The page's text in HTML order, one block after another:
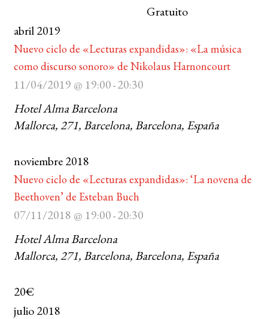
Gratuito
abril 2019
Nuevo ciclo de «Lecturas expandidas»: «La música
como discurso sonoro» de Nikolaus Harnoncourt
11/04/2019 @ 19:00-20:30
Hotel Alma Barcelona
Mallorca, 271, Barcelona, Barcelona, España
noviembre 2018
Nuevo ciclo de «Lecturas expandidas»: ‘La novena de
Beethoven’ de Esteban Buch
07/11/2018 @ 19:00-20:30
Hotel Alma Barcelona
Mallorca, 271, Barcelona, Barcelona, España
20€
julio 2018